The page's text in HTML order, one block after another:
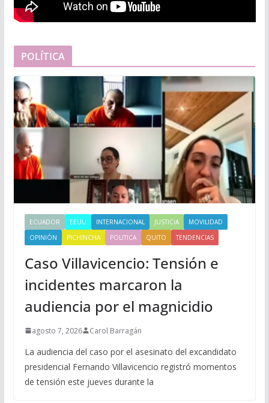
POLÍTICA
ECUADOR EEUU INTERNACIONAL JUSTICIA
MOVILIDAD
OPINIÓN
PICHINCHA POLITICA QUITO TENDENCIAS
Caso Villavicencio: Tensión e
incidentes marcaron la
audiencia por el magnicidio
agosto 7, 2026 Carol Barragán
La audiencia del caso por el asesinato del excandidato
presidencial Fernando Villavicencio registró momentos
de tensión este jueves durante la